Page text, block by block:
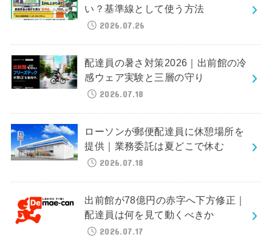
い？基準線として使う方法
2026.07.26
配達員の暑さ対策2026｜出前館の冷
感ウェア実験と三層の守り
2026.07.18
ローソンが郵便配達員に休憩場所を
提供｜業務委託は夏どこで休む
2026.07.18
出前館が78億円の赤字へ下方修正｜
配達員は何を見て動くべきか
2026.07.17